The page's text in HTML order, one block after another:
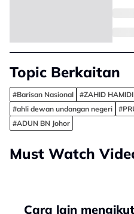
Topic Berkaitan
#Barisan Nasional #ZAHID HAMIDI
#ahli dewan undangan negeri
#ADUN BN Johor
Must Watch
Cara lain